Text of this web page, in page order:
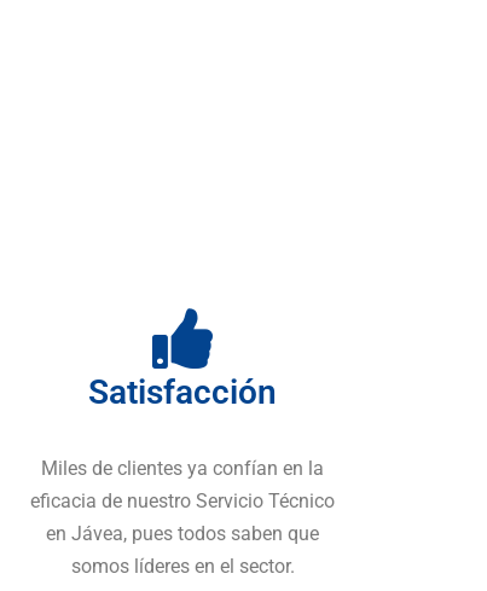
Satisfacción
Miles de clientes ya confían en la
eficacia de nuestro Servicio Técnico
en Jávea, pues todos saben que
somos líderes en el sector.